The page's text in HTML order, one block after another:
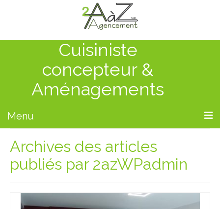
Cuisiniste
concepteur &
Aménagements
Menu
Accueil
Qui sommes-nous ?
Nos réalisations
Archives des articles
publiés par 2azWPadmin